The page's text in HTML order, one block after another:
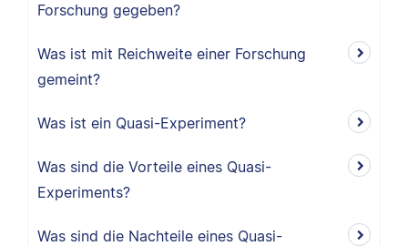
Forschung gegeben?
Was ist mit Reichweite einer Forschung
gemeint?
Was ist ein Quasi-Experiment?
Was sind die Vorteile eines Quasi-
Experiments?
Was sind die Nachteile eines Quasi-